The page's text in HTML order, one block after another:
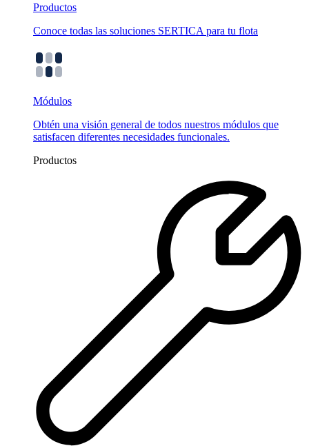
Productos
Conoce todas las soluciones SERTICA para tu flota
Módulos
Obtén una visión general de todos nuestros módulos que
satisfacen diferentes necesidades funcionales.
Productos